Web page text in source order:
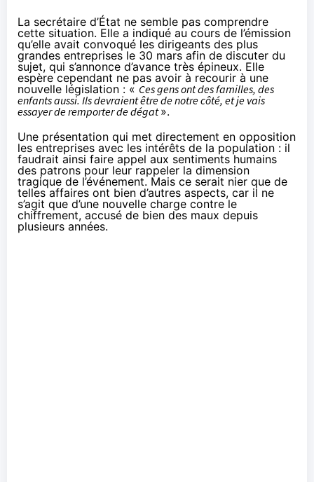
La secrétaire d’État ne semble pas comprendre
cette situation. Elle a indiqué au cours de l’émission
qu’elle avait convoqué les dirigeants des plus
grandes entreprises le 30 mars afin de discuter du
sujet, qui s’annonce d’avance très épineux. Elle
espère cependant ne pas avoir à recourir à une
nouvelle législation : « Ces gens ont des familles, des
enfants aussi. Ils devraient être de notre côté, et je vais
essayer de remporter de dégat».
Une présentation qui met directement en opposition
les entreprises avec les intérêts de la population : il
faudrait ainsi faire appel aux sentiments humains
des patrons pour leur rappeler la dimension
tragique de l’événement. Mais ce serait nier que de
telles affaires ont bien d’autres aspects, car il ne
s’agit que d’une nouvelle charge contre le
chiffrement, accusé de bien des maux depuis
plusieurs années.